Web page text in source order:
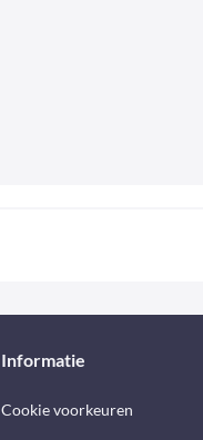
Informatie
Cookie voorkeuren